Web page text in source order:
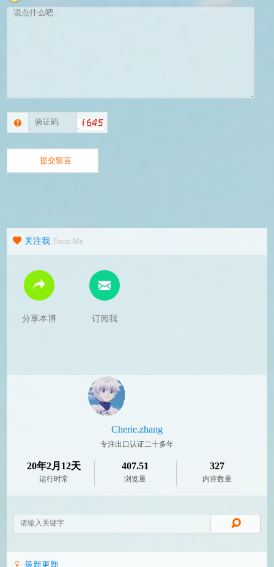
关注我 Focus Me
分享本博 订阅我
Cherie.zhang
专注出口认证二十多年
20年2月12天
运行时常
407.51
浏览量
327
内容数量
最新更新